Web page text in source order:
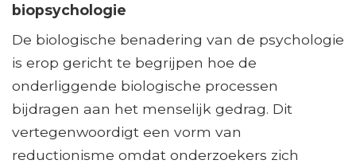
biopsychologie
De biologische benadering van de psychologie
is erop gericht te begrijpen hoe de
onderliggende biologische processen
bijdragen aan het menselijk gedrag. Dit
vertegenwoordigt een vorm van
reductionisme omdat onderzoekers zich